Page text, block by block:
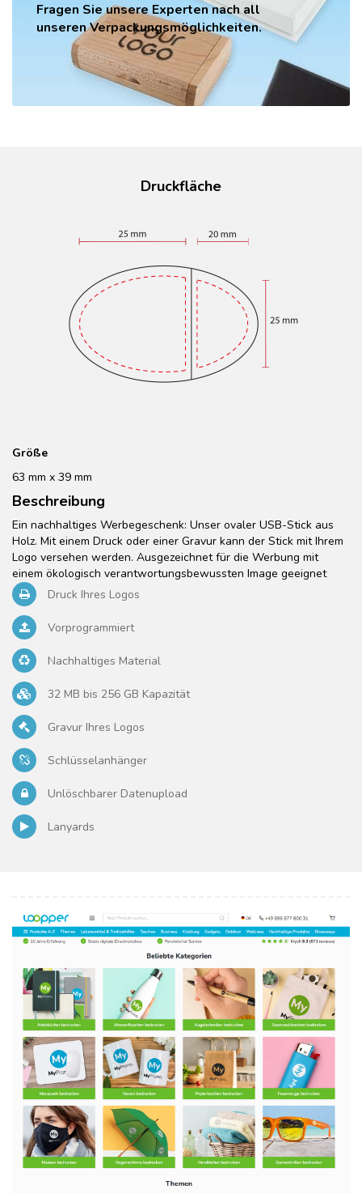
Fragen Sie unsere Experten nach all
unseren Verpackungsmöglichkeiten.
Druckfläche
Größe
63 mm x 39 mm
Beschreibung
Ein nachhaltiges Werbegeschenk: Unser ovaler USB-Stick aus
Holz. Mit einem Druck oder einer Gravur kann der Stick mit Ihrem
Logo versehen werden. Ausgezeichnet für die Werbung mit
einem ökologisch verantwortungsbewussten Image geeignet
Druck Ihres Logos
Vorprogrammiert
Nachhaltiges Material
32 MB bis 256 GB Kapazität
Gravur Ihres Logos
Schlüsselanhänger
Unlöschbarer Datenupload
Lanyards